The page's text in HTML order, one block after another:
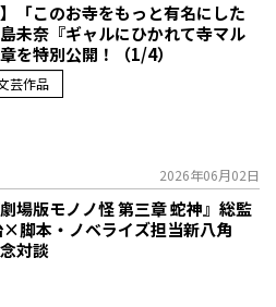
】「このお寺をもっと有名にした
未奈『ギャルにひかれて寺マル
を特別公開！（1/4）
芸作品
2026年06月02日
劇場版モノノ怪 第三章 蛇神』総監
×脚本・ノベライズ担当新八角
対談